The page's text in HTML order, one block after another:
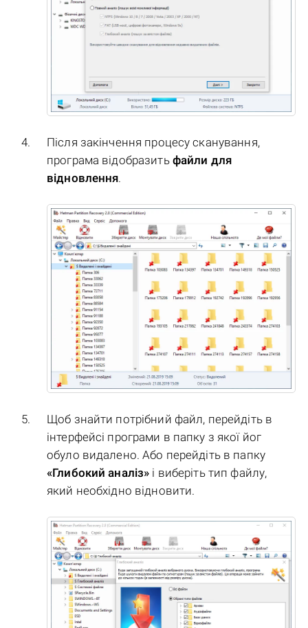
Після закінчення процесу сканування,
програма відобразить файли для
відновлення.
Щоб знайти потрібний файл, перейдіть в
інтерфейсі програми в папку з якої йог
обуло видалено. Або перейдіть в папку
«Глибокий аналіз» і виберіть тип файлу,
який необхідно відновити.